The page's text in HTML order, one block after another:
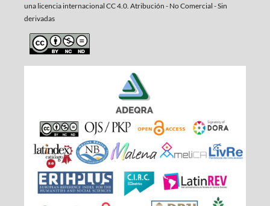
una licencia internacional CC 4.0. Atribución - No Comercial - Sin
derivadas